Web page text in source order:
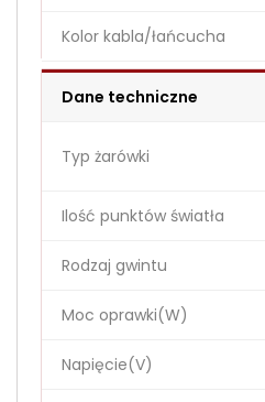
Kolor kabla/łańcucha
Dane techniczne
Typ żarówki
Ilość punktów światła
Rodzaj gwintu
Moc oprawki(W)
Napięcie(V)